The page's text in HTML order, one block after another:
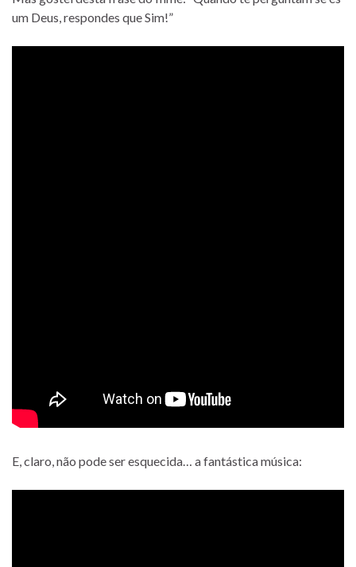
um Deus, respondes que Sim!”
E, claro, não pode ser esquecida… a fantástica música: